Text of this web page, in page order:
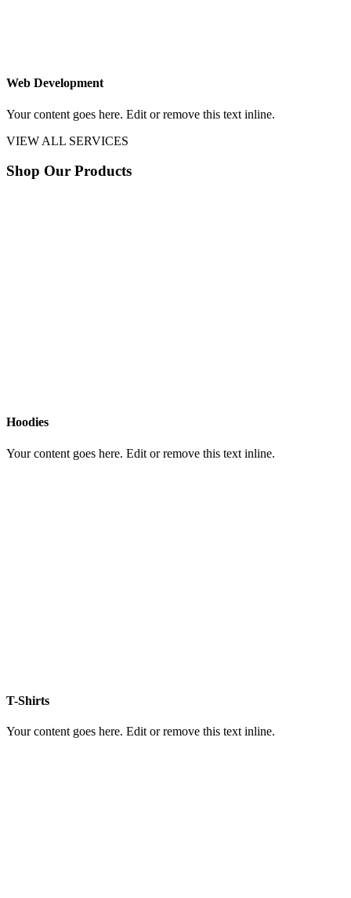
Web Development
Your content goes here. Edit or remove this text inline.
VIEW ALL SERVICES
Shop Our Products
Hoodies
Your content goes here. Edit or remove this text inline.
T-Shirts
Your content goes here. Edit or remove this text inline.